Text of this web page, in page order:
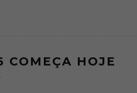
COMEÇA HOJE